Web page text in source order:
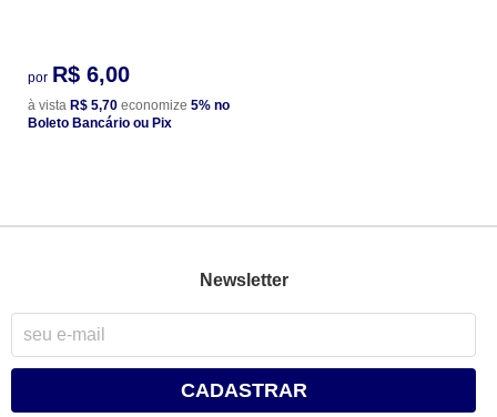
por R$ 6,00
à vista R$ 5,70 economize 5% no
Boleto Bancário ou Pix
Newsletter
CADASTRAR